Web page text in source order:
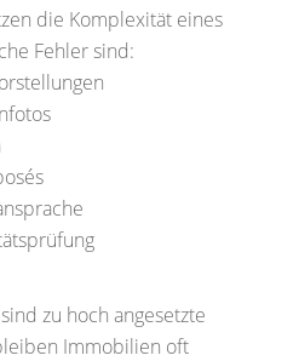
die Komplexität eines
Fehler sind:
zu hoch angesetzte
Immobilien oft